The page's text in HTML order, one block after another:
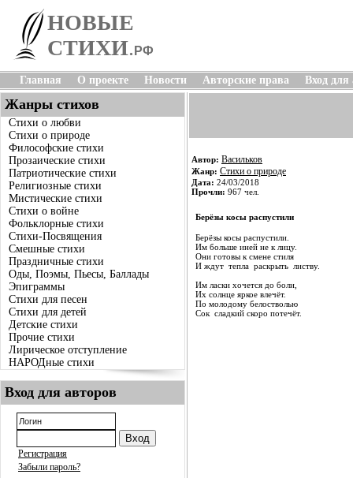
НОВЫЕ
СТИХИ. РФ
Главная О проекте Новости Авторские права Вход для
Жанры стихов
Стихи о любви
Стихи о природе
Философские стихи
Прозаические стихи
Патриотические стихи
Религиозные стихи
Мистические стихи
Стихи о войне
Фольклорные стихи
Стихи-Посвящения
Смешные стихи
Праздничные стихи
Оды, Поэмы, Пьесы, Баллады
Эпиграммы
Стихи для песен
Стихи для детей
Детские стихи
Прочие стихи
Лирическое отступление
НАРОДные стихи
Вход для авторов
Регистрация
Забыли пароль?
Автор: Васильков
Жанр: Стихи о природе
Дата: 24/03/2018
Прочли: 967 чел.
Берёзы косы распустили
Берёзы косы распустили.
Им больше иней не к лицу.
Они готовы к смене стиля
И ждут тепла раскрыть листву.
Им ласки хочется до боли,
Их солнце яркое влечёт.
По молодому белостволью
Сок сладкий скоро потечёт.